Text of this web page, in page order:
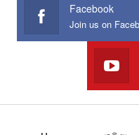
Facebook